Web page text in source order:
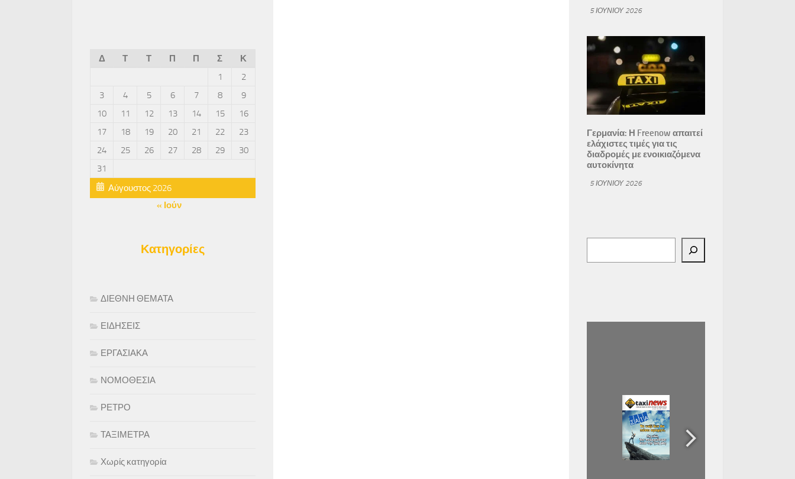
Αύγουστος 2026
Δ Τ Τ Π Π Σ
Κ
1
2
3
4 5 6 7 8
9
10
11 12 13 14 15
16
17
18 19 20 21 22
23
24
25 26 27 28 29
30
31
« Ιούν
Κατηγορίες
ΔΙΕΘΝΗ ΘΕΜΑΤΑ
ΕΙΔΗΣΕΙΣ
ΕΡΓΑΣΙΑΚΑ
ΝΟΜΟΘΕΣΙΑ
ΡΕΤΡΟ
ΤΑΞΙΜΕΤΡΑ
Χωρίς κατηγορία
5 ΙΟΥΝΊΟΥ 2026
Γερμανία: Η Freenow απαιτεί
ελάχιστες τιμές για τις
διαδρομές με ενοικιαζόμενα
αυτοκίνητα
5 ΙΟΥΝΊΟΥ 2026